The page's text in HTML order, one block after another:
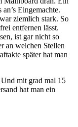
Eingemachte.
ziemlich stark. So
entfernen lässt.
ist gar nicht so
an welchen Stellen
später hat man
Und mit grad mal 15
hat man ein